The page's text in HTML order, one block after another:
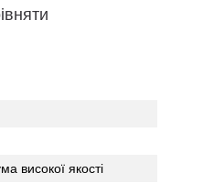
високої якості